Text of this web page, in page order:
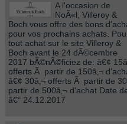
A l'occasion de
NoÃ«l, Villeroy &
Boch vous offre des bons
pour vos prochains achats.
tout achat sur le site Villeroy &
Boch avant le 24 dÃ©cembre
2017 bÃ©nÃ©ficiez de: â€¢
offerts Ã partir de 150â‚¬
â€¢ 30â‚¬ offerts Ã partir de
partir de 500â‚¬ d'achat Date
â€“ 24.12.2017